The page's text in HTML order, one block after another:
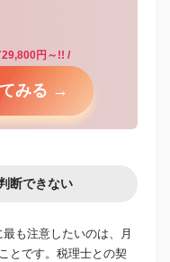
円～!! /
みる →
断できない
も注意したいのは、月
とです。税理士との契